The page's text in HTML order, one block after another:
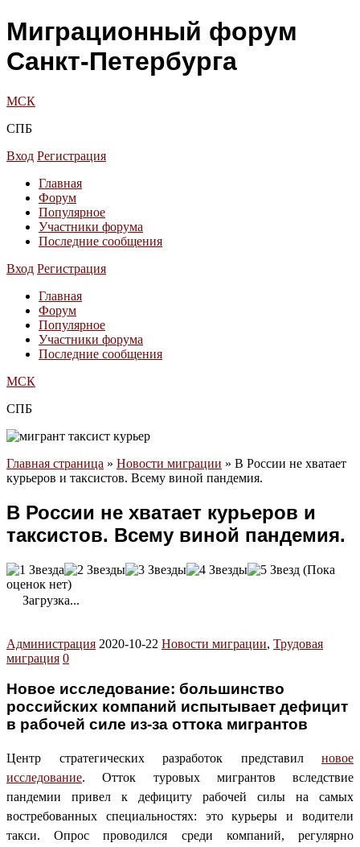
Миграционный форум
Санкт-Петербурга
МСК
СПБ
Вход Регистрация
Главная
Форум
Популярное
Участники форума
Последние сообщения
Вход Регистрация
Главная
Форум
Популярное
Участники форума
Последние сообщения
МСК
СПБ
Главная страница » Новости миграции » В России не хватает
курьеров и таксистов. Всему виной пандемия.
В России не хватает курьеров и
таксистов. Всему виной пандемия.
(Пока
оценок нет)
Загрузка...
Администрация 2020-10-22 Новости миграции, Трудовая
миграция 0
Новое исследование: большинство
российских компаний испытывает дефицит
в рабочей силе из-за оттока мигрантов
Центр стратегических разработок представил новое
исследование. Отток туровых мигрантов вследствие
пандемии привел к дефициту рабочей силы на самых
востребованных специальностях: это курьеры и водители
такси. Опрос проводился среди компаний, регулярно